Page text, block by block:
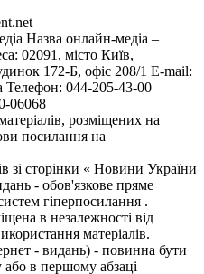
Назва онлайн-медіа –
02091, місто Київ,
172-Б, офіс 208/1 E-mail:
Телефон: 044-205-43-00
06068
розміщених на
посилання на
зі сторінки « Новини України
- обов'язкове пряме
гіперпосилання .
в незалежності від
матеріалів.
- видань) - повинна бути
або в першому абзаці